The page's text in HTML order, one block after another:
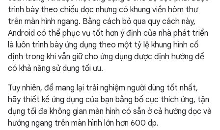
trình bày theo chiều dọc nhưng có khung viền hòm thư
trên màn hình ngang. Bằng cách bỏ qua quy cách này,
Android có thể phục vụ tốt hơn ý định của nhà phát triển
là luôn trình bày ứng dụng theo một tỷ lệ khung hình cố
định trong khi vẫn giữ cho ứng dụng được định hướng để
có khả năng sử dụng tối ưu.
Tuy nhiên, để mang lại trải nghiệm người dùng tốt nhất,
hãy thiết kế ứng dụng của bạn bằng bố cục thích ứng, tận
dụng tối đa không gian màn hình có sẵn ở cả hướng dọc và
hướng ngang trên màn hình lớn hơn 600 dp.